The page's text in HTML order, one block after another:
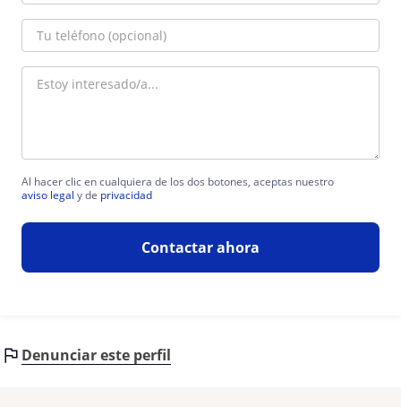
Al hacer clic en cualquiera de los dos botones, aceptas nuestro
aviso legal y de privacidad
Contactar ahora
Denunciar este perfil